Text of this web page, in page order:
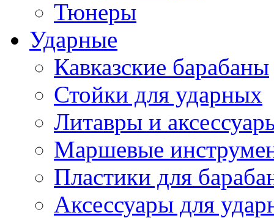
Тюнеры
Ударные
Кавказские барабаны
Стойки для ударных
Литавры и
Маршевые
Пластики для
Аксессуары для